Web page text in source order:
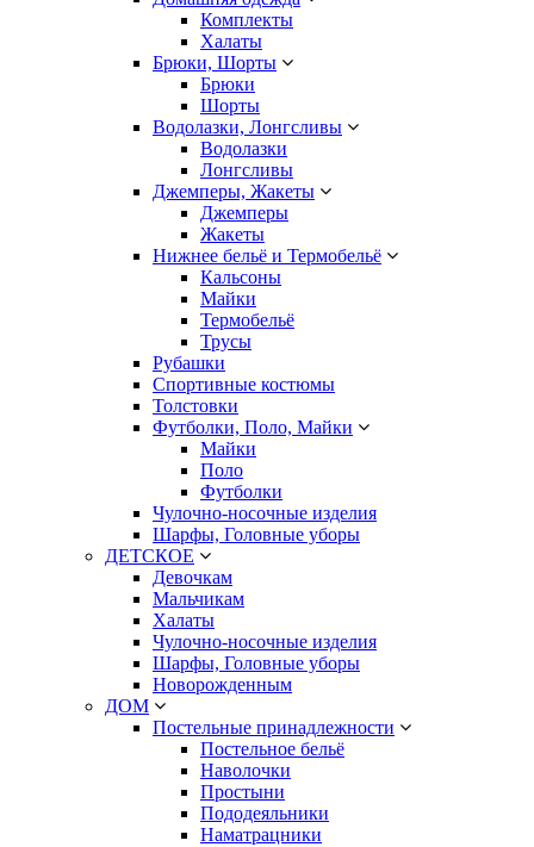
Комплекты
Халаты
Брюки, Шорты
Брюки
Шорты
Водолазки, Лонгсливы
Водолазки
Лонгсливы
Джемперы, Жакеты
Джемперы
Жакеты
Нижнее бельё и Термобельё
Кальсоны
Майки
Термобельё
Трусы
Рубашки
Спортивные костюмы
Толстовки
Футболки, Поло, Майки
Майки
Поло
Футболки
Чулочно-носочные изделия
Шарфы, Головные уборы
ДЕТСКОЕ
Девочкам
Мальчикам
Халаты
Чулочно-носочные изделия
Шарфы, Головные уборы
Новорожденным
ДОМ
Постельные принадлежности
Постельное бельё
Наволочки
Простыни
Пододеяльники
Наматрацники